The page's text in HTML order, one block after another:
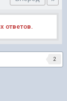
ответов.
2